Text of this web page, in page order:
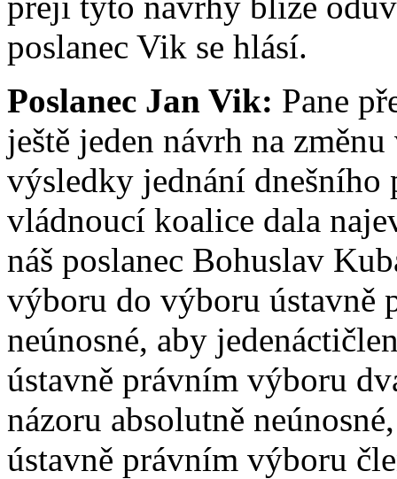
poslanec Vik se hlásí.
Poslanec Jan Vik: Pane
ještě jeden návrh na
výsledky jednání
vládnoucí koalice dala
náš poslanec Bohuslav
výboru do výboru ústavně
neúnosné, aby
ústavně právním výboru
názoru absolutně
ústavně právním výboru